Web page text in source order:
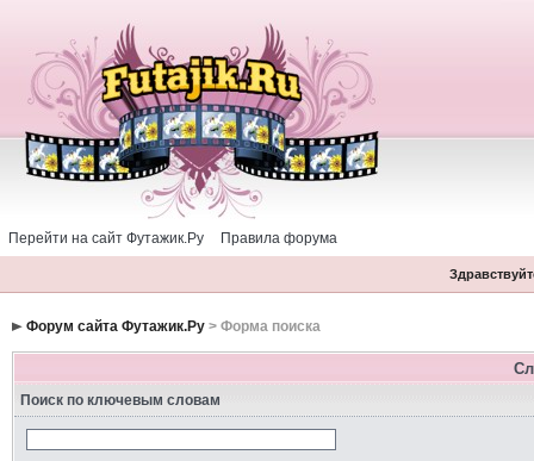
Перейти на сайт Футажик.Ру Правила форума
Форум сайта Футажик.Ру> Форма поиска
Поиск по ключевым словам